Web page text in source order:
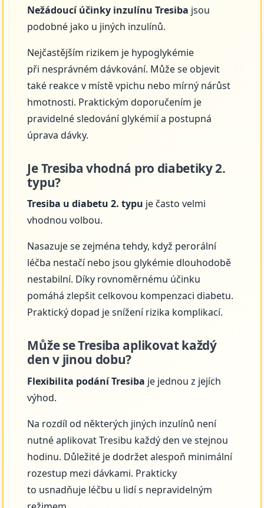
Nežádoucí účinky inzulínu Tresiba jsou
podobné jako u jiných inzulínů.
Nejčastějším rizikem je hypoglykémie
při nesprávném dávkování. Může se objevit
také reakce v místě vpichu nebo mírný nárůst
hmotnosti. Praktickým doporučením je
pravidelné sledování glykémií a postupná
úprava dávky.
Je Tresiba vhodná pro diabetiky 2.
typu?
Tresiba u diabetu 2. typu je často velmi
vhodnou volbou.
Nasazuje se zejména tehdy, když perorální
léčba nestačí nebo jsou glykémie dlouhodobě
nestabilní. Díky rovnoměrnému účinku
pomáhá zlepšit celkovou kompenzaci diabetu.
Praktický dopad je snížení rizika komplikací.
Může se Tresiba aplikovat každý
den v jinou dobu?
Flexibilita podání Tresiba je jednou z jejích
výhod.
Na rozdíl od některých jiných inzulínů není
nutné aplikovat Tresibu každý den ve stejnou
hodinu. Důležité je dodržet alespoň minimální
rozestup mezi dávkami. Prakticky
to usnadňuje léčbu u lidí s nepravidelným